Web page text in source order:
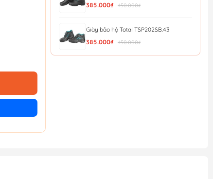
385.000₫ 450.000₫
Giày bảo hộ Total TSP202SB.43
385.000₫ 450.000₫